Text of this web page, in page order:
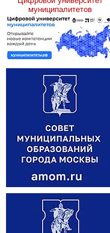
муниципалитетов